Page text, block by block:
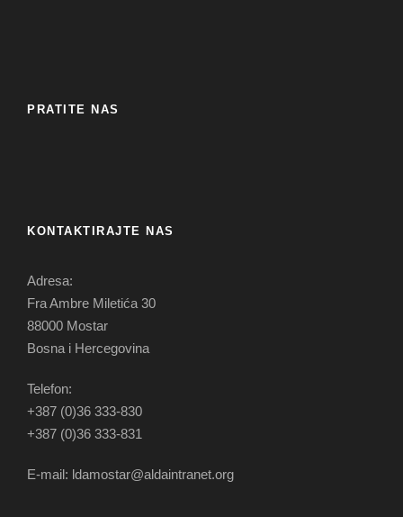
PRATITE NAS
KONTAKTIRAJTE NAS
Adresa:
Fra Ambre Miletića 30
88000 Mostar
Bosna i Hercegovina
Telefon:
+387 (0)36 333-830
+387 (0)36 333-831
E-mail: ldamostar@aldaintranet.org